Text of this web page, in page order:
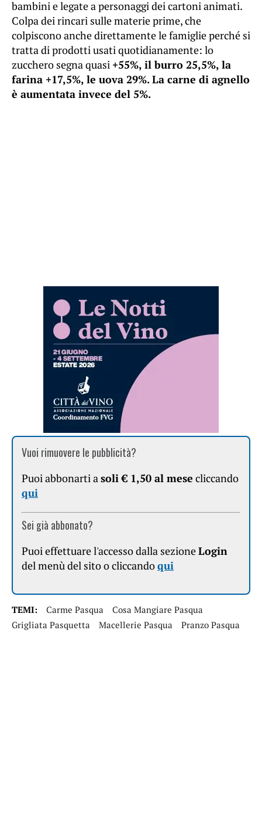
bambini e legate a personaggi dei cartoni animati.
Colpa dei rincari sulle materie prime, che
colpiscono anche direttamente le famiglie perché si
tratta di prodotti usati quotidianamente: lo
zucchero segna quasi +55%, il burro 25,5%, la
farina +17,5%, le uova 29%. La carne di agnello
è aumentata invece del 5%.
Vuoi rimuovere le pubblicità?
Puoi abbonarti asoli € 1,50 al mese cliccando
qui
Sei già abbonato?
Puoi effettuare l'accesso dalla sezioneLogin
del menù del sito o cliccandoqui
TEMI: Carme Pasqua
Cosa Mangiare Pasqua
Grigliata Pasquetta
Macellerie Pasqua Pranzo Pasqua